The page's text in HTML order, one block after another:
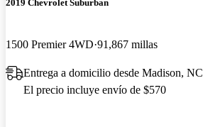
2019 Chevrolet Suburban
1500 Premier 4WD 91,867 millas
Entrega a domicilio desde Madison, NC
El precio incluye envío de $570